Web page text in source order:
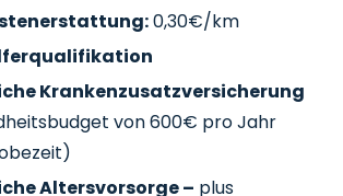
0,30€/km
Krankenzusatzversicherung
von 600€ pro Jahr
Altersvorsorge – plus